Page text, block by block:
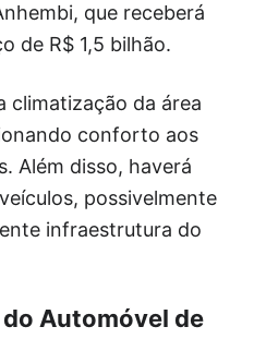
que receberá
de R$ 1,5 bilhão.
climatização da área
conforto aos
Além disso, haverá
possivelmente
infraestrutura do
do Automóvel de